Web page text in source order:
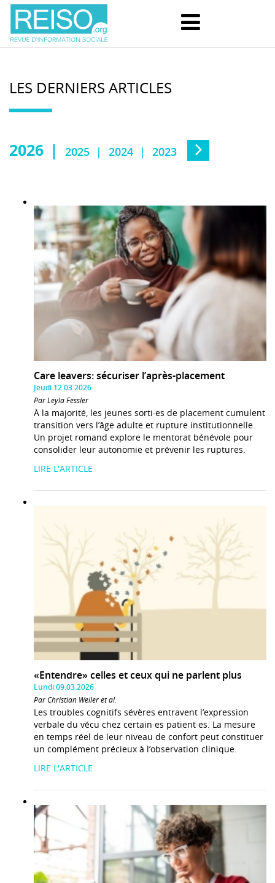
LES DERNIERS ARTICLES
2026 2025 2024 2023
Care leavers: sécuriser l’après-placement
Jeudi 12.03.2026
Par Leyla Fessler
À la majorité, les jeunes sorti·es de placement cumulent
transition vers l’âge adulte et rupture institutionnelle.
Un projet romand explore le mentorat bénévole pour
consolider leur autonomie et prévenir les ruptures.
LIRE L'ARTICLE
«Entendre» celles et ceux qui ne parlent plus
Lundi 09.03.2026
Par Christian Weiler et al.
Les troubles cognitifs sévères entravent l’expression
verbale du vécu chez certain·es patient·es. La mesure
en temps réel de leur niveau de confort peut constituer
un complément précieux à l’observation clinique.
LIRE L'ARTICLE